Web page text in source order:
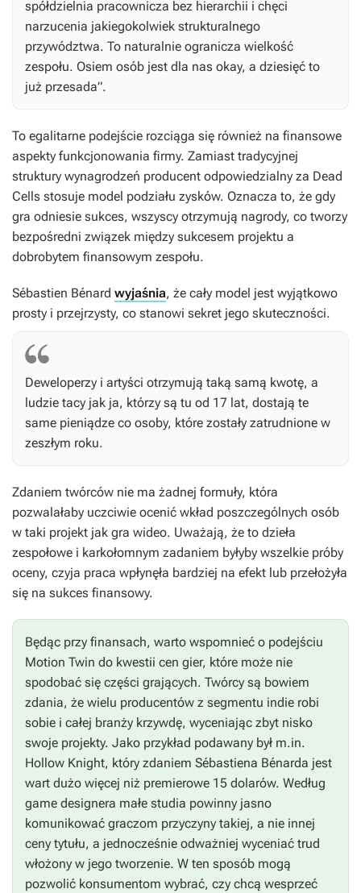
spółdzielnia pracownicza bez hierarchii i chęci
narzucenia jakiegokolwiek strukturalnego
przywództwa. To naturalnie ogranicza wielkość
zespołu. Osiem osób jest dla nas okay, a dziesięć to
już przesada”.
To egalitarne podejście rozciąga się również na finansowe
aspekty funkcjonowania firmy. Zamiast tradycyjnej
struktury wynagrodzeń producent odpowiedzialny za Dead
Cells stosuje model podziału zysków. Oznacza to, że gdy
gra odniesie sukces, wszyscy otrzymują nagrody, co tworzy
bezpośredni związek między sukcesem projektu a
dobrobytem finansowym zespołu.
Sébastien Bénard wyjaśnia, że cały model jest wyjątkowo
prosty i przejrzysty, co stanowi sekret jego skuteczności.
Deweloperzy i artyści otrzymują taką samą kwotę, a
ludzie tacy jak ja, którzy są tu od 17 lat, dostają te
same pieniądze co osoby, które zostały zatrudnione w
zeszłym roku.
Zdaniem twórców nie ma żadnej formuły, która
pozwalałaby uczciwie ocenić wkład poszczególnych osób
w taki projekt jak gra wideo. Uważają, że to dzieła
zespołowe i karkołomnym zadaniem byłyby wszelkie próby
oceny, czyja praca wpłynęła bardziej na efekt lub przełożyła
się na sukces finansowy.
Będąc przy finansach, warto wspomnieć o podejściu
Motion Twin do kwestii cen gier, które może nie
spodobać się części grających. Twórcy są bowiem
zdania, że wielu producentów z segmentu indie robi
sobie i całej branży krzywdę, wyceniając zbyt nisko
swoje projekty. Jako przykład podawany był m.in.
Hollow Knight, który zdaniem Sébastiena Bénarda jest
wart dużo więcej niż premierowe 15 dolarów. Według
game designera małe studia powinny jasno
komunikować graczom przyczyny takiej, a nie innej
ceny tytułu, a jednocześnie odważniej wyceniać trud
włożony w jego tworzenie. W ten sposób mogą
pozwolić konsumentom wybrać, czy chcą wesprzeć